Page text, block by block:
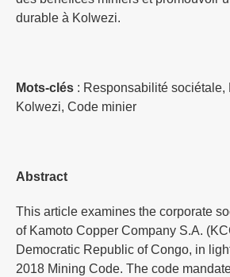
durable à Kolwezi.
Mots-clés: Responsabilité sociétale,
Kolwezi, Code minier
Abstract
This article examines the corporate
of Kamoto Copper Company S.A.
Democratic Republic of Congo, in
2018 Mining Code. The code